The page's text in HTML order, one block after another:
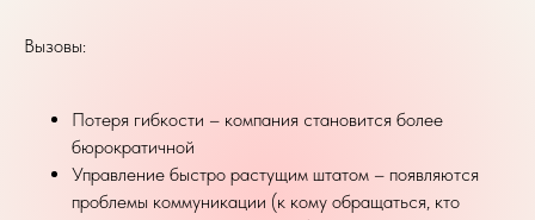
Вызовы:
Потеря гибкости – компания становится более
бюрократичной
Управление быстро растущим штатом – появляются
проблемы коммуникации (к кому обращаться, кто